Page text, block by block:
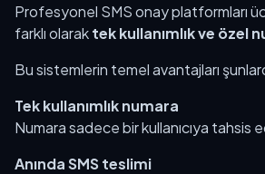
Profesyonel SMS onay platformları
farklı olaraktek kullanımlık ve özel
Bu sistemlerin temel avantajları
Tek kullanımlık numara
Numara sadece bir kullanıcıya tahsis
Anında SMS teslimi